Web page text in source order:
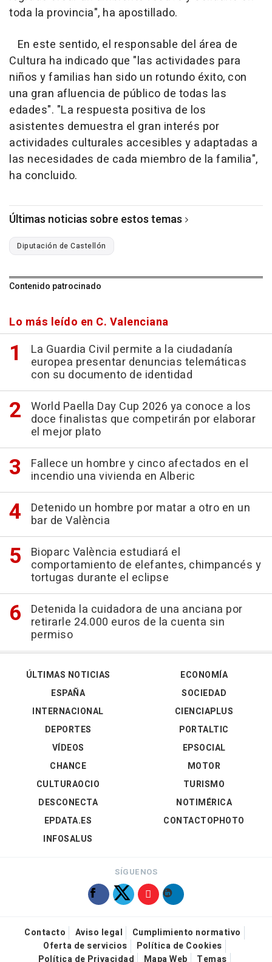
toda la provincia", ha apostillado.
En este sentido, el responsable del área de
Cultura ha indicado que "las actividades para
niños y familias han sido un rotundo éxito, con
una gran afluencia de público de todas las
edades". "La respuesta positiva de los
asistentes demuestra el gran interés por
actividades culturales accesibles y adaptadas a
las necesidades de cada miembro de la familia",
ha concluido.
Últimas noticias sobre estos temas
Diputación de Castellón
Contenido patrocinado
Lo más leído en C. Valenciana
La Guardia Civil permite a la ciudadanía
europea presentar denuncias telemáticas
con su documento de identidad
World Paella Day Cup 2026 ya conoce a los
doce finalistas que competirán por elaborar
el mejor plato
Fallece un hombre y cinco afectados en el
incendio una vivienda en Alberic
Detenido un hombre por matar a otro en un
bar de València
Bioparc València estudiará el
comportamiento de elefantes, chimpancés y
tortugas durante el eclipse
Detenida la cuidadora de una anciana por
retirarle 24.000 euros de la cuenta sin
permiso
ÚLTIMAS NOTICIAS
ESPAÑA
INTERNACIONAL
DEPORTES
VÍDEOS
ECONOMÍA
SOCIEDAD
CIENCIAPLUS
PORTALTIC
EPSOCIAL
CHANCE
CULTURAOCIO
DESCONECTA
EPDATA.ES
INFOSALUS
MOTOR
TURISMO
NOTIMÉRICA
CONTACTOPHOTO
SÍGUENOS
Contacto Aviso legal
Cumplimiento normativo
Oferta de servicios
Política de Cookies
Política de Privacidad
Mapa Web Temas